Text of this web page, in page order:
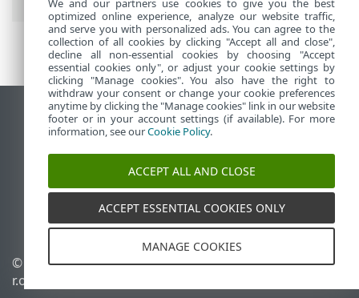
Visualizza sito desktop
End of Life
ESET Knowledge Base
ESET Status Portal
Supporto regionale
© 1992 - 2025 ESET, spol. s
r.o. - Tutti i diritti riservati.
Gestisci cookie
We and our partners use cookies to give you the best
optimized online experience, analyze our website traffic,
and serve you with personalized ads. You can agree to the
collection of all cookies by clicking "Accept all and close",
decline all non-essential cookies by choosing "Accept
essential cookies only", or adjust your cookie settings by
clicking "Manage cookies". You also have the right to
withdraw your consent or change your cookie preferences
anytime by clicking the "Manage cookies" link in our website
footer or in your account settings (if available). For more
information, see ourCookie Policy.
ACCEPT ALL AND CLOSE
ACCEPT ESSENTIAL COOKIES ONLY
MANAGE COOKIES